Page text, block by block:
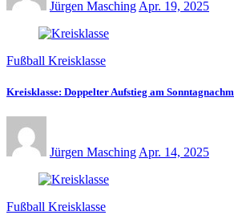
Jürgen Masching Apr. 19, 2025
Fußball Kreisklasse
Kreisklasse: Doppelter Aufstieg am
Jürgen MaschingApr. 14, 2025
Fußball Kreisklasse